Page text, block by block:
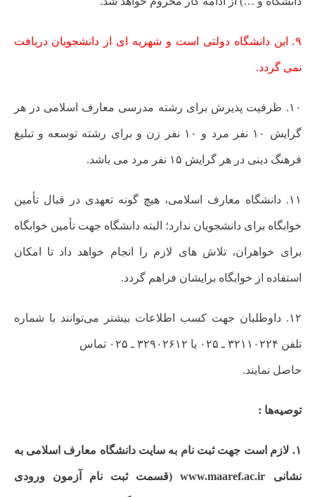
۹. این دانشگاه دولتی است و شهریه ای از دانشجویان دریافت
نمی گردد.
۱۰. ظرفیت پذیرش برای رشته مدرسی معارف اسلامی در هر
گرایش ۱۰ نفر مرد و ۱۰ نفر زن و برای رشته توسعه و تبلیغ
فرهنگ دینی در هر گرایش ۱۵ نفر مرد می باشد.
۱۱. دانشگاه معارف اسلامی، هیچ گونه تعهدی در قبال تأمین
خوابگاه برای دانشجویان ندارد؛ البته دانشگاه جهت تأمین خوابگاه
برای خواهران، تلاش های لازم را انجام خواهد داد تا امکان
استفاده از خوابگاه برایشان فراهم گردد.
۱۲. داوطلبان جهت کسب اطلاعات بیشتر می‌توانند با شماره
تلفن ۳۲۱۱۰۲۲۴ ـ ۰۲۵ یا ۳۲۹۰۲۶۱۲ ـ ۰۲۵ تماس
حاصل نمایند.
توصیه‌ها :
۱. لازم است جهت ثبت نام به سایت دانشگاه معارف اسلامی به
نشانی www.maaref.ac.ir (قسمت ثبت نام آزمون ورودی